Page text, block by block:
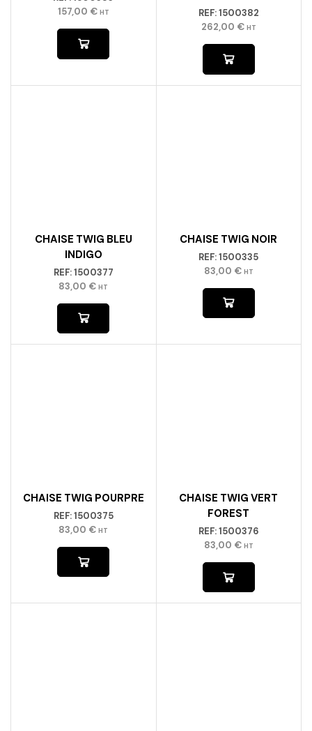
157,00 € HT REF:1500382
262,00 € HT
CHAISE TWIG BLEU
INDIGO
REF:1500377
83,00 € HT
CHAISE TWIG NOIR
REF:1500335
83,00 € HT
CHAISE TWIG POURPRE
REF:1500375
83,00 € HT
CHAISE TWIG VERT
FOREST
REF:1500376
83,00 € HT